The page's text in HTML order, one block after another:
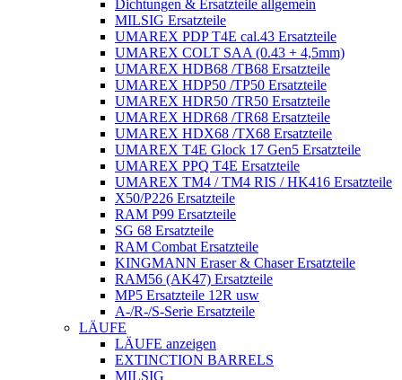
Dichtungen & Ersatzteile allgemein
MILSIG Ersatzteile
UMAREX PDP T4E cal.43 Ersatzteile
UMAREX COLT SAA (0.43 + 4,5mm)
UMAREX HDB68 /TB68 Ersatzteile
UMAREX HDP50 /TP50 Ersatzteile
UMAREX HDR50 /TR50 Ersatzteile
UMAREX HDR68 /TR68 Ersatzteile
UMAREX HDX68 /TX68 Ersatzteile
UMAREX T4E Glock 17 Gen5 Ersatzteile
UMAREX PPQ T4E Ersatzteile
UMAREX TM4 / TM4 RIS / HK416 Ersatzteile
X50/P226 Ersatzteile
RAM P99 Ersatzteile
SG 68 Ersatzteile
RAM Combat Ersatzteile
KINGMANN Eraser & Chaser Ersatzteile
RAM56 (AK47) Ersatzteile
MP5 Ersatzteile 12R usw
A-/R-/S-Serie Ersatzteile
LÄUFE
LÄUFE anzeigen
EXTINCTION BARRELS
MILSIG